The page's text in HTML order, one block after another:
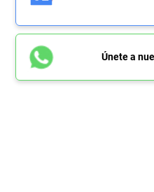
Únete a